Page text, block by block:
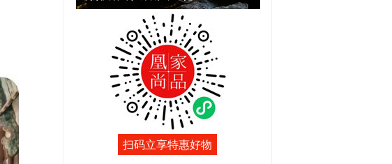
扫码立享特惠好物